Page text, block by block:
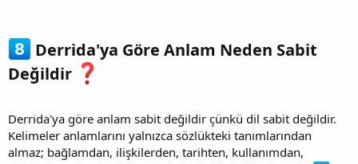
Derrida'ya Göre Anlam Neden Sabit
Değildir
Derrida'ya göre anlam sabit değildir çünkü dil sabit değildir.
Kelimeler anlamlarını yalnızca sözlükteki tanımlarından
almaz; bağlamdan, ilişkilerden, tarihten, kullanımdan,